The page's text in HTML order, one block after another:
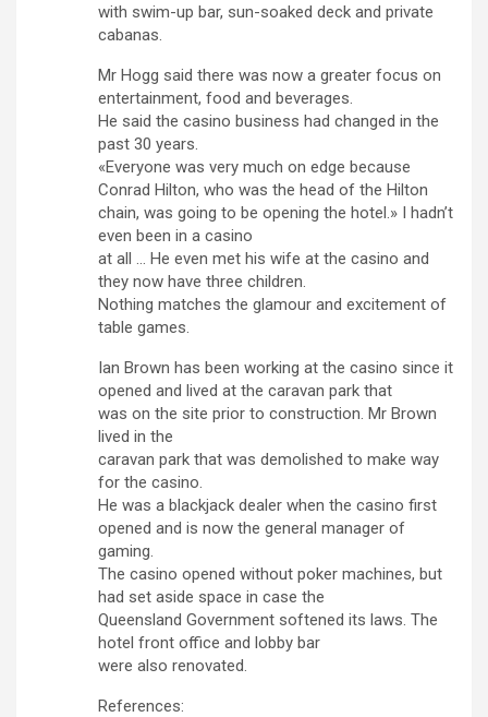
with swim-up bar, sun-soaked deck and private
cabanas.
Mr Hogg said there was now a greater focus on
entertainment, food and beverages.
He said the casino business had changed in the
past 30 years.
«Everyone was very much on edge because
Conrad Hilton, who was the head of the Hilton
chain, was going to be opening the hotel.» I hadn’t
even been in a casino
at all … He even met his wife at the casino and
they now have three children.
Nothing matches the glamour and excitement of
table games.
Ian Brown has been working at the casino since it
opened and lived at the caravan park that
was on the site prior to construction. Mr Brown
lived in the
caravan park that was demolished to make way
for the casino.
He was a blackjack dealer when the casino first
opened and is now the general manager of
gaming.
The casino opened without poker machines, but
had set aside space in case the
Queensland Government softened its laws. The
hotel front office and lobby bar
were also renovated.
References: